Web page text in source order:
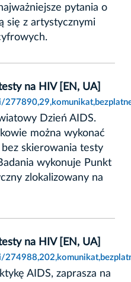
pytania o
się z artystycznymi
na HIV [EN, UA]
Dzień AIDS.
można wykonać
skierowania testy
wykonuje Punkt
zlokalizowany na
na HIV [EN, UA]
AIDS, zaprasza na